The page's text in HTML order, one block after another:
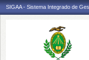
SIGAA - Sistema Integrado de